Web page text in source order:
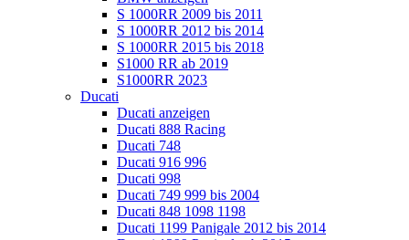
S 1000RR 2009 bis 2011
S 1000RR 2012 bis 2014
S 1000RR 2015 bis 2018
S1000 RR ab 2019
S1000RR 2023
Ducati
Ducati anzeigen
Ducati 888 Racing
Ducati 748
Ducati 916 996
Ducati 998
Ducati 749 999 bis 2004
Ducati 848 1098 1198
Ducati 1199 Panigale 2012 bis 2014